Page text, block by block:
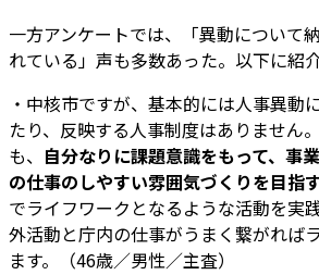
一方アンケートでは、「異動について
れている」声も多数あった。以下に紹
・中核市ですが、基本的には人事異動
たり、反映する人事制度はありません
も、 自分なりに課題意識をもって、事
の仕事のしやすい雰囲気づくりを目指
でライフワークとなるような活動を実
外活動と庁内の仕事がうまく繋がれば
ます。（46歳／男性／主査）